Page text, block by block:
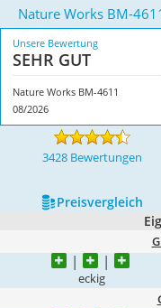
Nature Works BM-
Unsere Bewertung
SEHR GUT
Nature Works BM-4611
08/2026
3428 Bewertungen
Preis­vergleich
eckig